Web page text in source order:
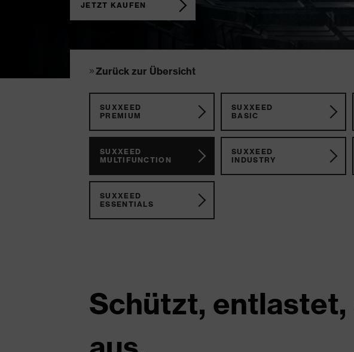
JETZT KAUFEN
Zurück zur Übersicht
SUXXEED
PREMIUM
SUXXEED
BASIC
SUXXEED
MULTIFUNCTION
SUXXEED
INDUSTRY
SUXXEED
ESSENTIALS
Schützt,